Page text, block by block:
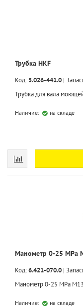
Трубка HKF
Код: 5.026-441.0 |
Трубка для вала
Наличие: на складе
Манометр 0-25 MPa
Код:6.421-070.0 |
Манометр 0-25 MPa
Наличие: на складе